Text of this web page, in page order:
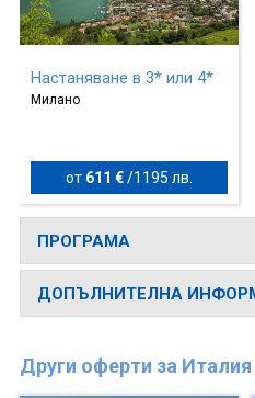
Настаняване в 3* или 4*
Милано
от 611 € / 1195 лв.
ПРОГРАМА
ДОПЪЛНИТЕЛНА
Други оферти за Италия